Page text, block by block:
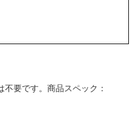
要です。商品スペック：